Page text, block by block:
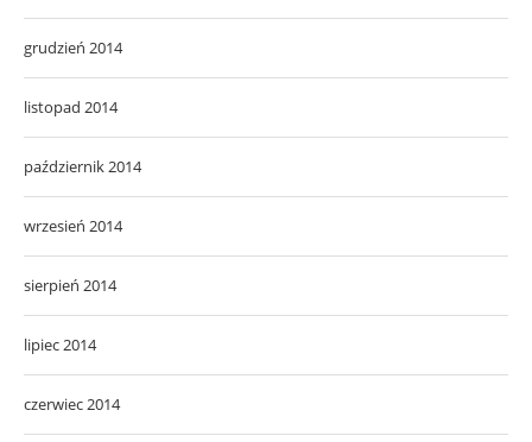
grudzień 2014
listopad 2014
październik 2014
wrzesień 2014
sierpień 2014
lipiec 2014
czerwiec 2014